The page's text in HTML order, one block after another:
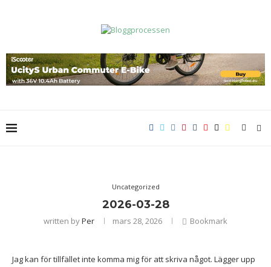
Uncategorized
2026-03-28
written byPer mars 28, 2026 Bookmark
Jag kan för tillfället inte komma mig för att skriva något. Lägger upp